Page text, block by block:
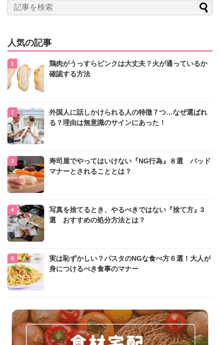
人気の記事
鶏肉がうっすらピンクは大丈夫？火が通っているか
確認する方法
外国人に話しかけられる人の特徴７つ…なぜ選ばれ
る？理由は無意識のサインにあった！
寿司屋でやってはいけない『NG行為』８選 バッド
マナーとされることとは？
写真を捨てるとき、やるべきではない『捨て方』3
選 おすすめの処分方法とは？
実は恥ずかしい？パスタのNGな食べ方６選！大人が
身につけるべき食事のマナー